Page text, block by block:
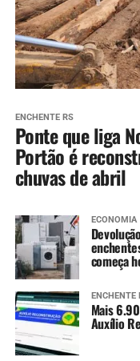
ENCHENTE RS
Ponte que liga
Portão é
chuvas de abril
ECONOMIA
começa
ENCHENTE
Mais
Auxílio